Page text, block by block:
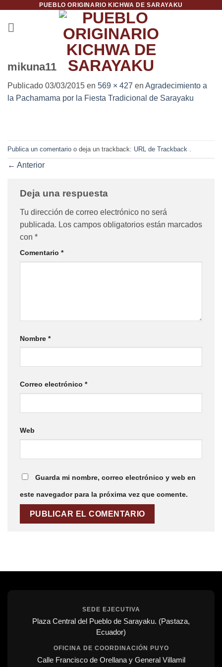
contenido
PUEBLO ORIGINARIO KICHWA DE SARAYAKU
mikuna11
Publicado 03/03/2015 en 569 × 427 en Agradecimiento a
la Pachamama por la Fiesta Tradicional de Sarayaku
Publica un comentario o deja un trackback: URL de Trackback
← Anterior
Deja una respuesta
Tu dirección de correo electrónico no será
publicada. Los campos obligatorios están marcados
con *
Comentario *
Nombre *
Correo electrónico *
Web
Guarda mi nombre, correo electrónico y web en
este navegador para la próxima vez que comente.
SEDE EJECUTIVA
Plaza Central del Pueblo de Sarayaku. (Pastaza,
Ecuador)
OFICINA DE COORDINACIÓN PUYO
Calle Francisco de Orellana y General Villamil